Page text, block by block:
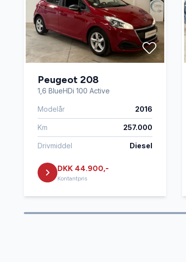
Splitbagsæder
USB tilslutning
Peugeot 208
1,6 BlueHDi 100 Active
Modelår 2016
Km 257.000
Drivmiddel Diesel
DKK 44.900,-
Kontantpris